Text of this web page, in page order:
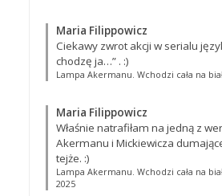
Maria Filippowicz
Ciekawy zwrot akcji w serialu
chodzę ja…”. :)
Lampa Akermanu. Wchodzi cała na
Maria Filippowicz
Właśnie natrafiłam na jedną z
Akermanu i Mickiewicza
tejże. :)
Lampa Akermanu. Wchodzi cała na
2025